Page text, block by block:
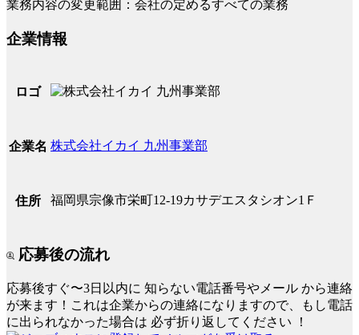
業務内容の変更範囲：会社の定めるすべての業務
企業情報
ロゴ
企業名 株式会社イカイ 九州事業部
住所 福岡県宗像市栄町12-19カサデエスタシオン1Ｆ
応募後の流れ
応募後すぐ〜3日以内に 知らない電話番号やメール から連絡
が来ます！これは企業からの連絡になりますので、もし電話
に出られなかった場合は 必ず折り返してください ！